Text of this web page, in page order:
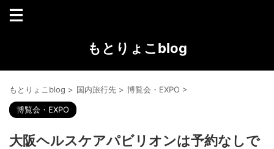
もとりょこblog
もとりょこblog > 国内旅行先 > 博覧会・EXPO >
博覧会・EXPO
大阪ヘルスケアパビリオンは予約なしで